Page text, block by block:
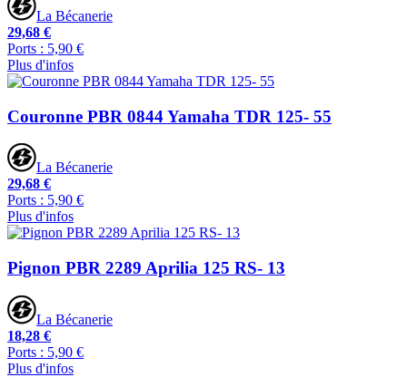
La Bécanerie
29,68 €
Ports : 5,90 €
Plus d'infos
Couronne PBR 0844 Yamaha TDR 125- 55
La Bécanerie
29,68 €
Ports : 5,90 €
Plus d'infos
Pignon PBR 2289 Aprilia 125 RS- 13
La Bécanerie
18,28 €
Ports : 5,90 €
Plus d'infos